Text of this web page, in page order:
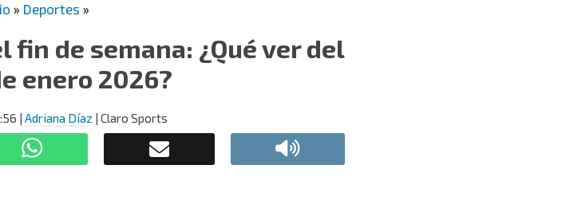
» Deportes »
fin de semana: ¿Qué ver del
enero 2026?
| Adriana Díaz | Claro Sports